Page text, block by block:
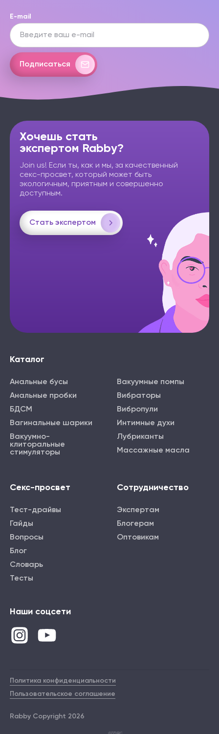
E-mail
Подписаться
Хочешь стать
экспертом Rabby?
Join us! Если ты, как и мы, за качественный
секс-просвет, который может быть
экологичным, приятным и совершенно
доступным.
Стать экспертом
Каталог
Анальные бусы
Анальные пробки
БДСМ
Вагинальные шарики
Вакуумно-
клиторальные
стимуляторы
Вакуумные помпы
Вибраторы
Вибропули
Интимные духи
Лубриканты
Массажные масла
Секс-просвет
Тест-драйвы
Гайды
Вопросы
Блог
Словарь
Тесты
Сотрудничество
Экспертам
Блогерам
Оптовикам
Наши соцсети
Политика конфиденциальности
Пользовательское соглашение
Rabby Copyright 2026